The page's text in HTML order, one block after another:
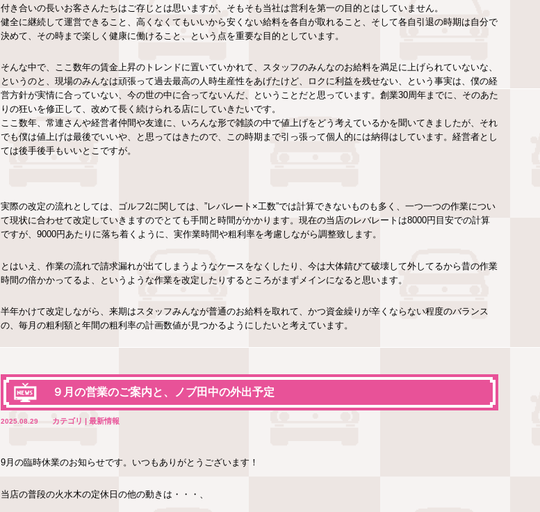
付き合いの長いお客さんたちはご存じとは思いますが、そもそも当社は営利を第一の目的とはしていません。
健全に継続して運営できること、高くなくてもいいから安くない給料を各自が取れること、そして各自引退の時期は自分で
決めて、その時まで楽しく健康に働けること、という点を重要な目的としています。
そんな中で、ここ数年の賃金上昇のトレンドに置いていかれて、スタッフのみんなのお給料を満足に上げられていないな、
というのと、現場のみんなは頑張って過去最高の人時生産性をあげたけど、ロクに利益を残せない、という事実は、僕の経
営方針が実情に合っていない、今の世の中に合ってないんだ、ということだと思っています。創業30周年までに、そのあた
りの狂いを修正して、改めて長く続けられる店にしていきたいです。
ここ数年、常連さんや経営者仲間や友達に、いろんな形で雑談の中で値上げをどう考えているかを聞いてきましたが、それ
でも僕は値上げは最後でいいや、と思ってはきたので、この時期まで引っ張って個人的には納得はしています。経営者とし
ては後手後手もいいとこですが。
実際の改定の流れとしては、ゴルフ2に関しては、”レバレート×工数”では計算できないものも多く、一つ一つの作業につい
て現状に合わせて改定していきますのでとても手間と時間がかかります。現在の当店のレバレートは8000円目安での計算
ですが、9000円あたりに落ち着くように、実作業時間や粗利率を考慮しながら調整致します。
とはいえ、作業の流れで請求漏れが出てしまうようなケースをなくしたり、今は大体錆びて破壊して外してるから昔の作業
時間の倍かかってるよ、というような作業を改定したりするところがまずメインになると思います。
半年かけて改定しながら、来期はスタッフみんなが普通のお給料を取れて、かつ資金繰りが辛くならない程度のバランス
の、毎月の粗利額と年間の粗利率の計画数値が見つかるようにしたいと考えています。
９月の営業のご案内と、ノブ田中の外出予定
2025.08.29 カテゴリ | 最新情報
9月の臨時休業のお知らせです。いつもありがとうございます！
当店の普段の火水木の定休日の他の動きは・・・、